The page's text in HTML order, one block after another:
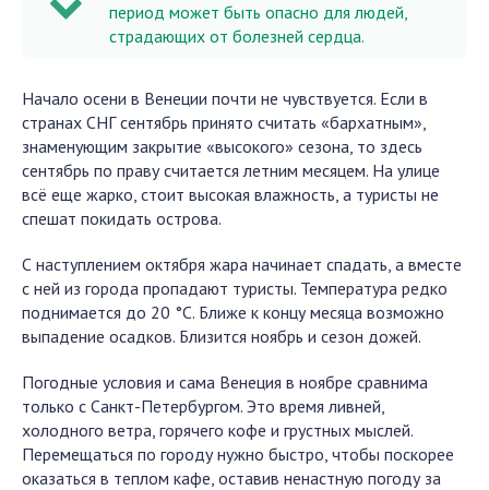
период может быть опасно для людей,
страдающих от болезней сердца.
Начало осени в Венеции почти не чувствуется. Если в
странах СНГ сентябрь принято считать «бархатным»,
знаменующим закрытие «высокого» сезона, то здесь
сентябрь по праву считается летним месяцем. На улице
всё еще жарко, стоит высокая влажность, а туристы не
спешат покидать острова.
С наступлением октября жара начинает спадать, а вместе
с ней из города пропадают туристы. Температура редко
поднимается до 20 °C. Ближе к концу месяца возможно
выпадение осадков. Близится ноябрь и сезон дожей.
Погодные условия и сама Венеция в ноябре сравнима
только с Санкт-Петербургом. Это время ливней,
холодного ветра, горячего кофе и грустных мыслей.
Перемещаться по городу нужно быстро, чтобы поскорее
оказаться в теплом кафе, оставив ненастную погоду за